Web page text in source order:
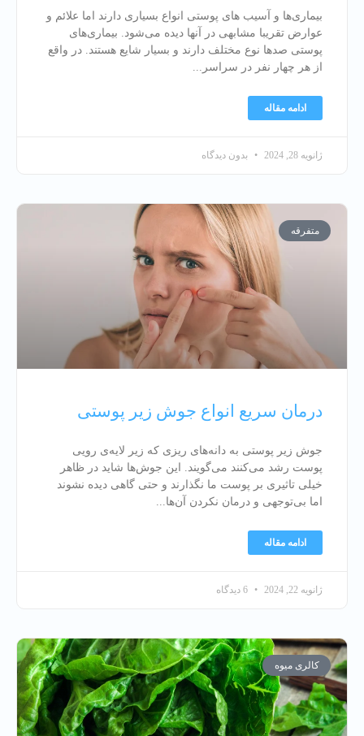
بیماری‌ها و آسیب های پوستی انواع بسیاری دارند اما علائم و
عوارض تقریبا مشابهی در آنها دیده می‌شود. بیماری‌های
پوستی صدها نوع مختلف دارند و بسیار شایع هستند. در واقع
از هر چهار نفر در سراسر
ادامه مقاله
ژانویه 28, 2024 بدون دیدگاه
متفرقه
درمان سریع انواع جوش زیر پوستی
جوش زیر پوستی به دانه‌های ریزی که زیر لایه‌ی رویی
پوست رشد می‌کنند می‌گویند. این جوش‌ها شاید در ظاهر
خیلی تاثیری بر پوست ما نگذارند و حتی گاهی دیده نشوند
اما بی‌توجهی و درمان نکردن آن‌ها
ادامه مقاله
ژانویه 22, 2024
کالری میوه